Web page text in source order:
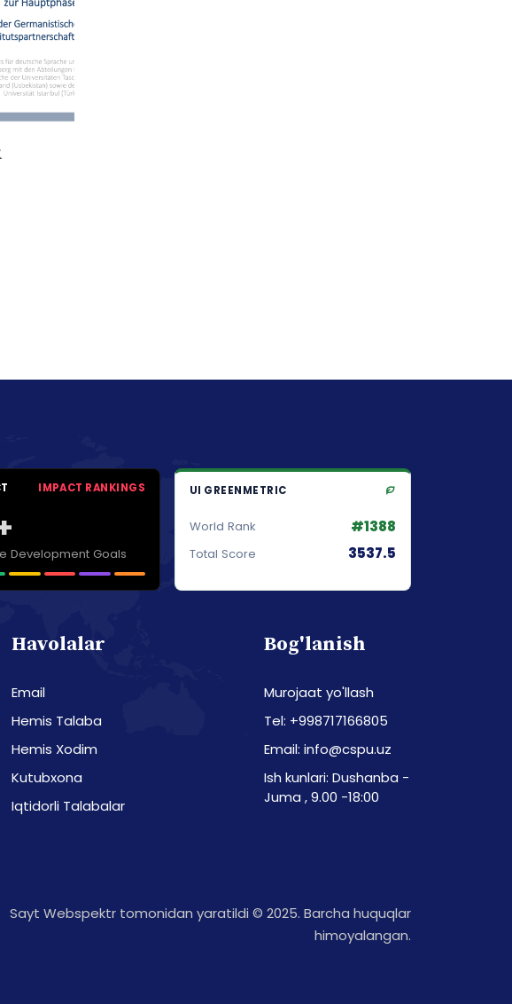
IMPACT RANKINGS
Development Goals
UI GREENMETRIC
World Rank #1388
Total Score 3537.5
Havolalar
Email
Hemis Talaba
Hemis Xodim
Kutubxona
Iqtidorli Talabalar
Bog'lanish
Murojaat yo'llash
Tel: +998717166805
Email: info@cspu.uz
Ish kunlari: Dushanba -
Juma , 9.00 -18:00
Sayt Webspektr tomonidan yaratildi © 2025. Barcha huquqlar
himoyalangan.